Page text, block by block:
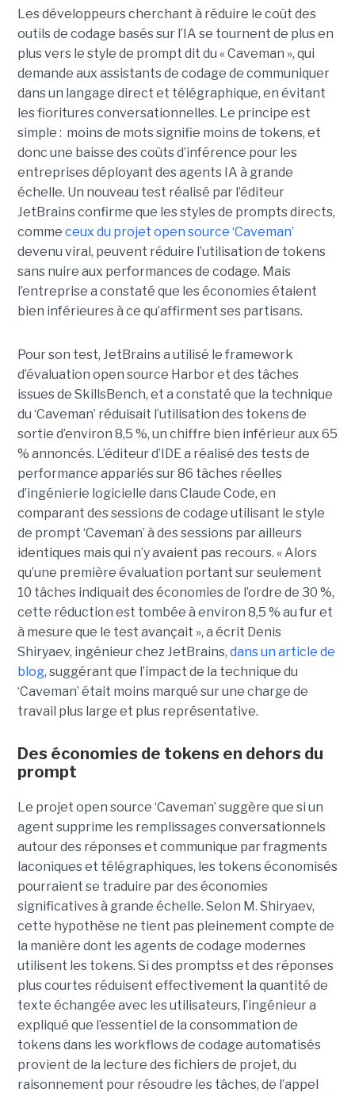
Les développeurs cherchant à réduire le coût des
outils de codage basés sur l’IA se tournent de plus en
plus vers le style de prompt dit du « Caveman », qui
demande aux assistants de codage de communiquer
dans un langage direct et télégraphique, en évitant
les fioritures conversationnelles. Le principe est
simple : moins de mots signifie moins de tokens, et
donc une baisse des coûts d’inférence pour les
entreprises déployant des agents IA à grande
échelle. Un nouveau test réalisé par l’éditeur
JetBrains confirme que les styles de prompts directs,
comme ceux du projet open source ‘Caveman’
devenu viral, peuvent réduire l’utilisation de tokens
sans nuire aux performances de codage. Mais
l’entreprise a constaté que les économies étaient
bien inférieures à ce qu’affirment ses partisans.
Pour son test, JetBrains a utilisé le framework
d’évaluation open source Harbor et des tâches
issues de SkillsBench, et a constaté que la technique
du ‘Caveman’ réduisait l’utilisation des tokens de
sortie d’environ 8,5 %, un chiffre bien inférieur aux 65
% annoncés. L’éditeur d’IDE a réalisé des tests de
performance appariés sur 86 tâches réelles
d’ingénierie logicielle dans Claude Code, en
comparant des sessions de codage utilisant le style
de prompt ‘Caveman’ à des sessions par ailleurs
identiques mais qui n’y avaient pas recours. « Alors
qu’une première évaluation portant sur seulement
10 tâches indiquait des économies de l’ordre de 30 %,
cette réduction est tombée à environ 8,5 % au fur et
à mesure que le test avançait », a écrit Denis
Shiryaev, ingénieur chez JetBrains, dans un article de
blog, suggérant que l’impact de la technique du
‘Caveman’ était moins marqué sur une charge de
travail plus large et plus représentative.
Des économies de tokens en dehors du
prompt
Le projet open source ‘Caveman’ suggère que si un
agent supprime les remplissages conversationnels
autour des réponses et communique par fragments
laconiques et télégraphiques, les tokens économisés
pourraient se traduire par des économies
significatives à grande échelle. Selon M. Shiryaev,
cette hypothèse ne tient pas pleinement compte de
la manière dont les agents de codage modernes
utilisent les tokens. Si des promptss et des réponses
plus courtes réduisent effectivement la quantité de
texte échangée avec les utilisateurs, l’ingénieur a
expliqué que l’essentiel de la consommation de
tokens dans les workflows de codage automatisés
provient de la lecture des fichiers de projet, du
raisonnement pour résoudre les tâches, de l’appel